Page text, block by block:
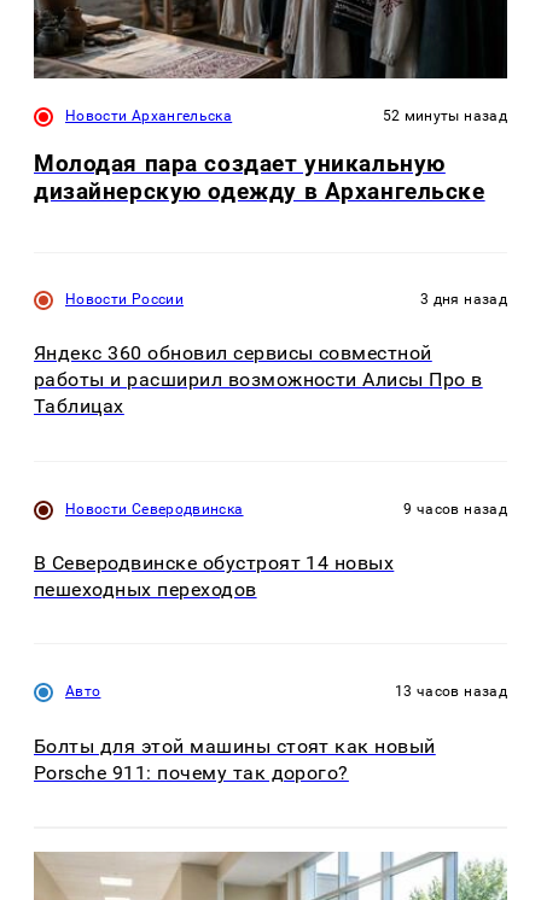
Новости Архангельска 52 минуты назад
Молодая пара создает уникальную
дизайнерскую одежду в Архангельске
Новости России 3 дня назад
Яндекс 360 обновил сервисы совместной
работы и расширил возможности Алисы Про в
Таблицах
Новости Северодвинска 9 часов назад
В Северодвинске обустроят 14 новых
пешеходных переходов
Авто 13 часов назад
Болты для этой машины стоят как новый
Porsche 911: почему так дорого?